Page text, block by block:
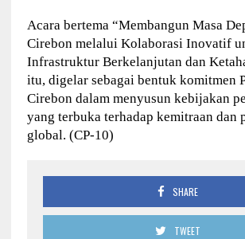
Acara bertema “Membangun Masa
Cirebon melalui Kolaborasi Inovatif
Infrastruktur Berkelanjutan dan
itu, digelar sebagai bentuk komitmen
Cirebon dalam menyusun kebijakan
yang terbuka terhadap kemitraan dan
global. (CP-10)
SHARE
TWEET